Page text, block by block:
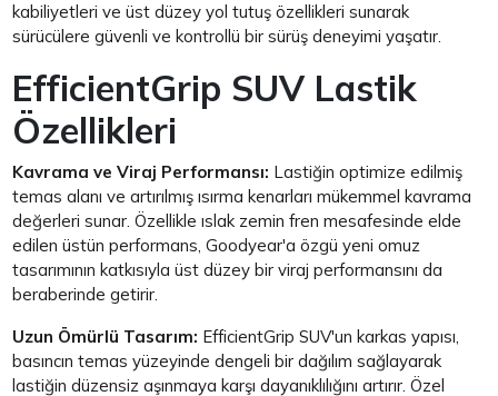
kabiliyetleri ve üst düzey yol tutuş özellikleri sunarak
sürücülere güvenli ve kontrollü bir sürüş deneyimi yaşatır.
EfficientGrip SUV Lastik
Özellikleri
Kavrama ve Viraj Performansı: Lastiğin optimize edilmiş
temas alanı ve artırılmış ısırma kenarları mükemmel kavrama
değerleri sunar. Özellikle ıslak zemin fren mesafesinde elde
edilen üstün performans, Goodyear'a özgü yeni omuz
tasarımının katkısıyla üst düzey bir viraj performansını da
beraberinde getirir.
Uzun Ömürlü Tasarım: EfficientGrip SUV'un karkas yapısı,
basıncın temas yüzeyinde dengeli bir dağılım sağlayarak
lastiğin düzensiz aşınmaya karşı dayanıklılığını artırır. Özel